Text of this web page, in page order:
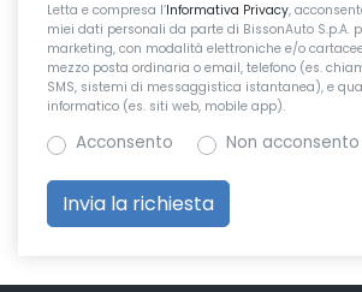
Letta e compresa l’Informativa Privacy,
miei dati personali da parte di BissonAuto S.p.A.
marketing, con modalità elettroniche e/o
mezzo posta ordinaria o email, telefono (es.
SMS, sistemi di messaggistica istantanea), e
informatico (es. siti web, mobile app).
Acconsento Non acconsento